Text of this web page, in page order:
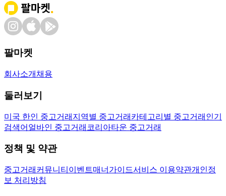
팔마켓
회사소개 채용
둘러보기
미국 한인 중고거래 지역별 중고거래 카테고리별 중고거래 인기
검색어 얼바인 중고거래 코리아타운 중고거래
정책 및 약관
중고거래 커뮤니티 이벤트매너가이드서비스 이용약관개인정
보 처리방침